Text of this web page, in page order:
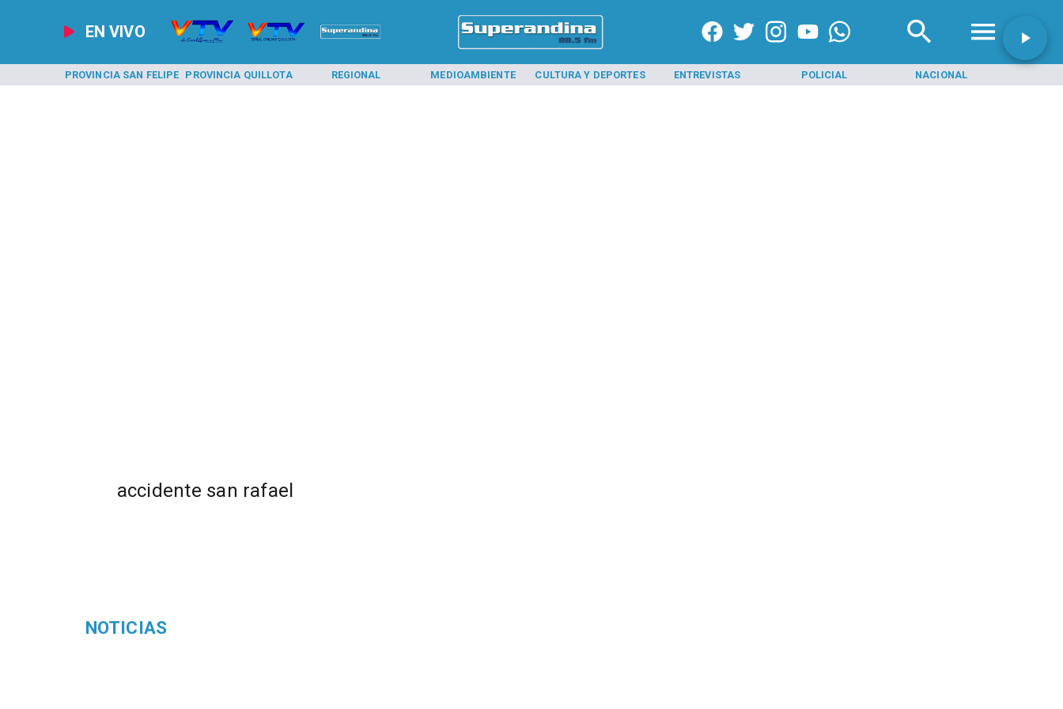
EN VIVO
PROVINCIA SAN FELIPE PROVINCIA QUILLOTA REGIONAL MEDIOAMBIENTE CULTURA Y DEPORTES ENTREVISTAS POLICIAL NACIONAL
accidente san rafael
NOTICIAS